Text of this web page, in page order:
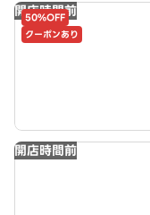
開店時間前
50%OFF
クーポンあり
開店時間前